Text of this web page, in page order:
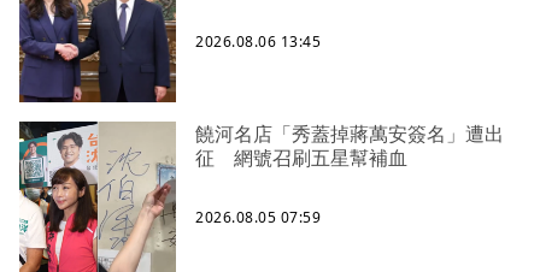
2026.08.06 13:45
饒河名店「秀蓋掉蔣萬安簽名」遭出
征 網號召刷五星幫補血
2026.08.05 07:59